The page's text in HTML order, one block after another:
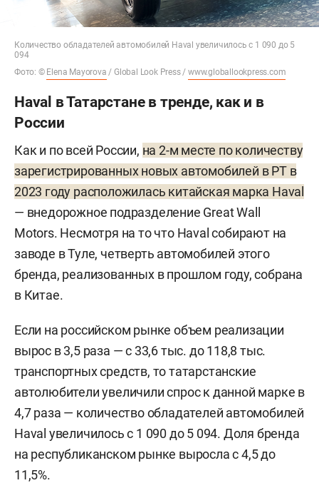
Количество обладателей автомобилей Haval увеличилось с 1 090 до 5
094
Фото: © Elena Mayorova / Global Look Press /www.globallookpress.com
Haval в Татарстане в тренде, как и в
России
Как и по всей России, на 2-м месте по количеству
зарегистрированных новых автомобилей в РТ в
2023 году расположилась китайская марка Haval
— внедорожное подразделение Great Wall
Motors. Несмотря на то что Haval собирают на
заводе в Туле, четверть автомобилей этого
бренда, реализованных в прошлом году, собрана
в Китае.
Если на российском рынке объем реализации
вырос в 3,5 раза — с 33,6 тыс. до 118,8 тыс.
транспортных средств, то татарстанские
автолюбители увеличили спрос к данной марке в
4,7 раза — количество обладателей автомобилей
Haval увеличилось с 1 090 до 5 094. Доля бренда
на республиканском рынке выросла с 4,5 до
11,5%.